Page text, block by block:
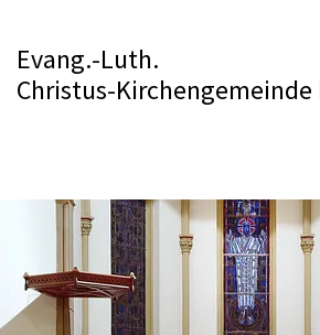
Evang.-Luth.
Christus-Kirchengemeinde